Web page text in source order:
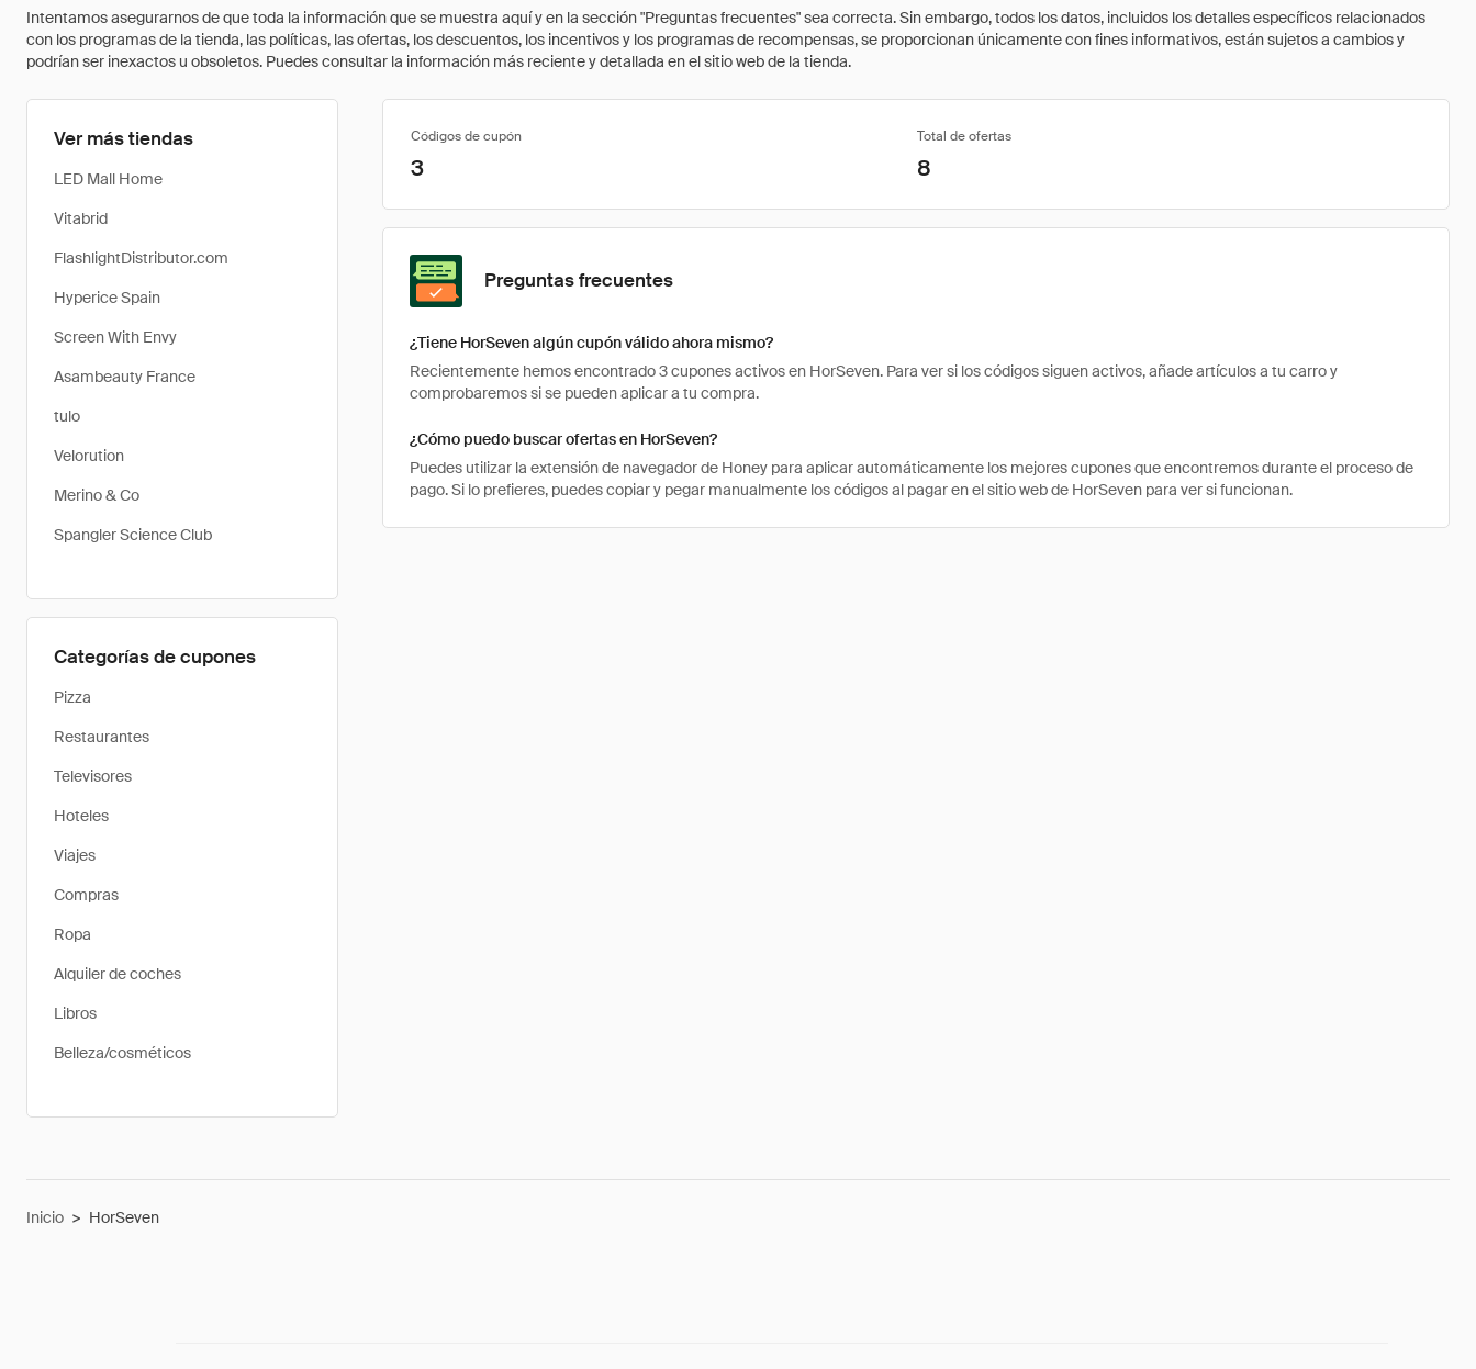
Intentamos asegurarnos de que toda la información que se muestra aquí y en la sección "Preguntas frecuentes" sea correcta. Sin embargo, todos los datos, incluidos los detalles específicos relacionados
con los programas de la tienda, las políticas, las ofertas, los descuentos, los incentivos y los programas de recompensas, se proporcionan únicamente con fines informativos, están sujetos a cambios y
podrían ser inexactos u obsoletos. Puedes consultar la información más reciente y detallada en el sitio web de la tienda.
Ver más tiendas
LED Mall Home
Vitabrid
FlashlightDistributor.com
Hyperice Spain
Screen With Envy
Asambeauty France
tulo
Velorution
Merino & Co
Spangler Science Club
Categorías de cupones
Pizza
Restaurantes
Televisores
Hoteles
Viajes
Compras
Ropa
Alquiler de coches
Libros
Belleza/cosméticos
Códigos de cupón Total de ofertas
3 8
Preguntas frecuentes
¿Tiene HorSeven algún cupón válido ahora mismo?
Recientemente hemos encontrado 3 cupones activos en HorSeven. Para ver si los códigos siguen activos, añade artículos a tu carro y
comprobaremos si se pueden aplicar a tu compra.
¿Cómo puedo buscar ofertas en HorSeven?
Puedes utilizar la extensión de navegador de Honey para aplicar automáticamente los mejores cupones que encontremos durante el proceso de
pago. Si lo prefieres, puedes copiar y pegar manualmente los códigos al pagar en el sitio web de HorSeven para ver si funcionan.
Inicio > HorSeven